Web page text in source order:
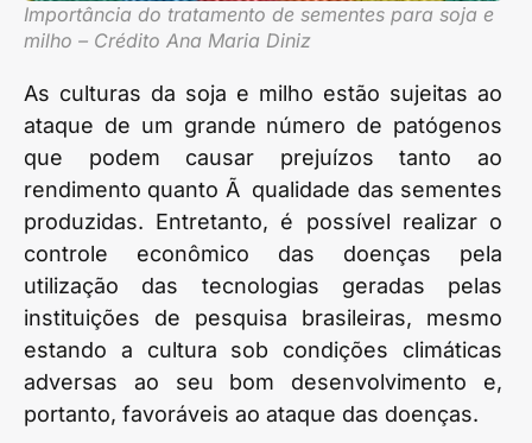
Importância do tratamento de sementes para soja e
milho – Crédito Ana Maria Diniz
As culturas da soja e milho estão sujeitas ao
ataque de um grande número de patógenos
que podem causar prejuízos tanto ao
rendimento quanto Ã qualidade das sementes
produzidas. Entretanto, é possível realizar o
controle econômico das doenças pela
utilização das tecnologias geradas pelas
instituições de pesquisa brasileiras, mesmo
estando a cultura sob condições climáticas
adversas ao seu bom desenvolvimento e,
portanto, favoráveis ao ataque das doenças.